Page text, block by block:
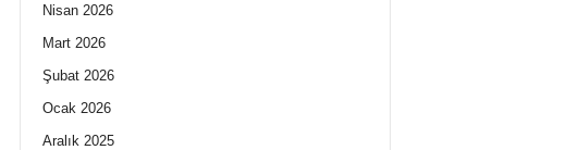
Nisan 2026
Mart 2026
Şubat 2026
Ocak 2026
Aralık 2025